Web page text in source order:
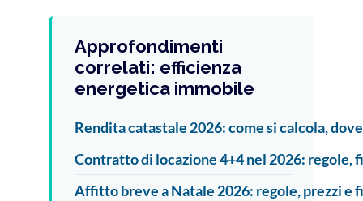
Approfondimenti
correlati: efficienza
energetica immobile
Rendita catastale 2026: come si calcola,
Contratto di locazione 4+4 nel 2026: regole,
Affitto breve a Natale 2026: regole, prezzi e